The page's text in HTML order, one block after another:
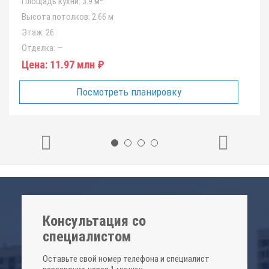
Высота потолков: 2.66 м
Этаж: 26
Отделка: —
Цена: 11.97 млн ₽
Посмотреть планировку
Консультация со
специалистом
Оставьте свой номер телефона и специалист